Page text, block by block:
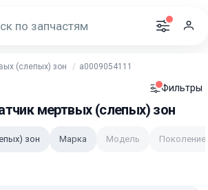
(слепых) зон a0009054111
Фильтры
мертвых (слепых) зон
зон Марка Модель Поколение